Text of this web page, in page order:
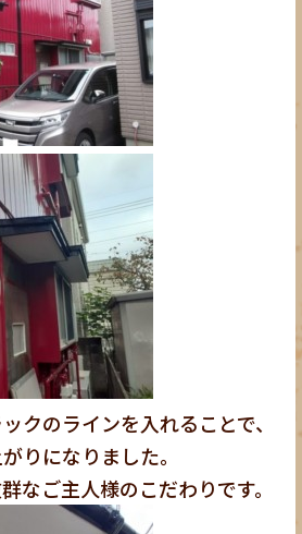
クのラインを入れることで、
りになりました。
なご主人様のこだわりです。